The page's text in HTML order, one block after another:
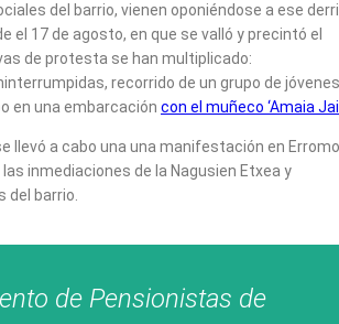
del barrio, vienen oponiéndose a ese
el 17 de agosto, en que se valló y precintó el
de protesta se han multiplicado:
recorrido de un grupo de jóvenes
en una embarcación con el muñeco ‘Amaia
llevó a cabo una una manifestación en
inmediaciones de la Nagusien Etxea y
del barrio.
de Pensionistas de